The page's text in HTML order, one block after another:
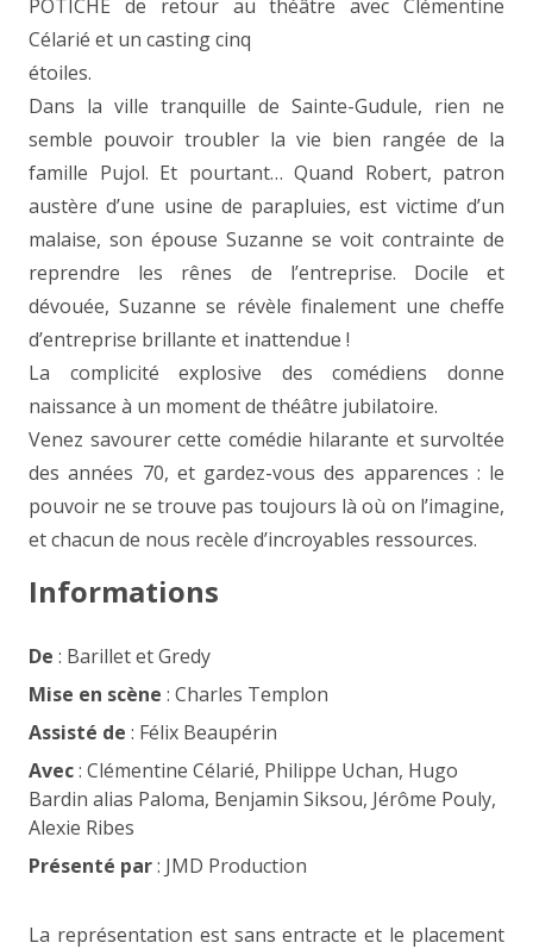
POTICHE de retour au théâtre avec Clémentine
Célarié et un casting cinq
étoiles.
Dans la ville tranquille de Sainte-Gudule, rien ne
semble pouvoir troubler la vie bien rangée de la
famille Pujol. Et pourtant… Quand Robert, patron
austère d’une usine de parapluies, est victime d’un
malaise, son épouse Suzanne se voit contrainte de
reprendre les rênes de l’entreprise. Docile et
dévouée, Suzanne se révèle finalement une cheffe
d’entreprise brillante et inattendue !
La complicité explosive des comédiens donne
naissance à un moment de théâtre jubilatoire.
Venez savourer cette comédie hilarante et survoltée
des années 70, et gardez-vous des apparences : le
pouvoir ne se trouve pas toujours là où on l’imagine,
et chacun de nous recèle d’incroyables ressources.
Informations
De : Barillet et Gredy
Mise en scène : Charles Templon
Assisté de : Félix Beaupérin
Avec: Clémentine Célarié, Philippe Uchan, Hugo
Bardin alias Paloma, Benjamin Siksou, Jérôme Pouly,
Alexie Ribes
Présenté par: JMD Production
La représentation est sans entracte et le placement